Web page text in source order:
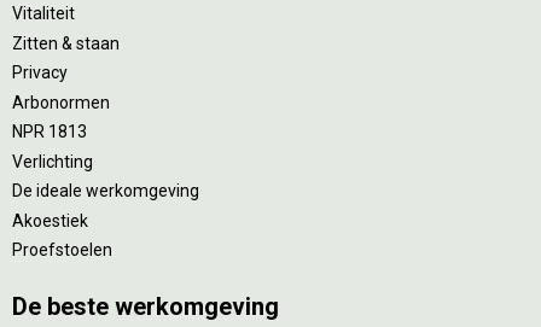
Vitaliteit
Zitten & staan
Privacy
Arbonormen
NPR 1813
Verlichting
De ideale werkomgeving
Akoestiek
Proefstoelen
De beste werkomgeving